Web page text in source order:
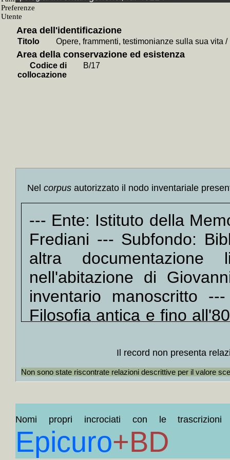
+L'
+La
oggi] /
+
+L'
+Le
+La
+
Kant
La
+++
+
La
Masi
+Il
+
+
+
Area dell'identificazione
Titolo Opere, frammenti, testimonianze sulla sua vita /
Area della conservazione ed esistenza
Codice di
collocazione
B/17
Nelcorpus autorizzato il nodo inventariale
--- Ente: Istituto della
Frediani --- Subfondo:
altra
nell'abitazione di
inventario manoscritto
Filosofia antica e fino
/ Epicuro --- Unità
Catalogo ISBD(G)
Il record non presenta
Non sono state riscontrate relazioni descrittive per il valore
Nomi propri incrociati con le
Epicuro+BD